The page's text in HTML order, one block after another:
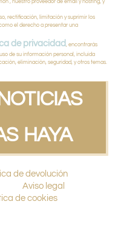
, nuestro proveedor de email y hosting, y
rectificación, limitación y suprimir los
el derecho a presentar una
de privacidad , encontrarás
de su información personal, incluida
eliminación, seguridad, y otros temas.
HAYA
de devolución
Aviso legal
de cookies